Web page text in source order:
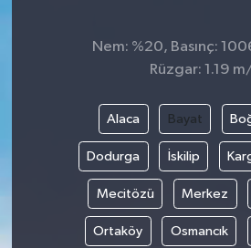
Nem: %20, Basınç:
Rüzgar: 1.19
Alaca Bayat
Dodurga İskilip
Mecitözü Merkez
Ortaköy Osmancık
Politika
Siyaset